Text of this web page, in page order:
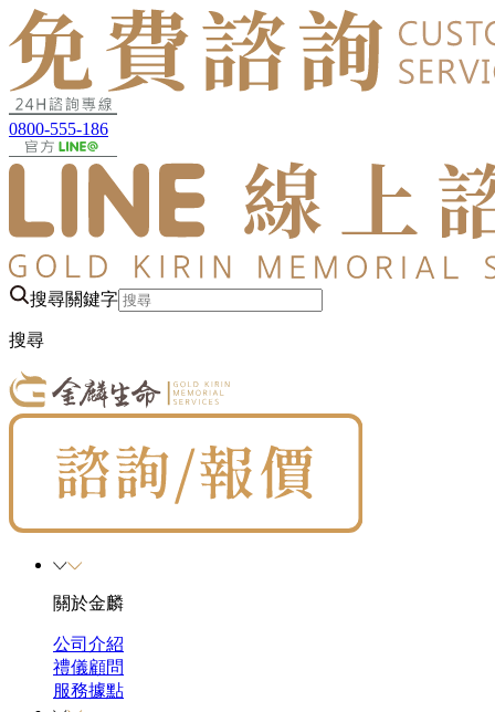
0800-555-186
搜尋關鍵字
搜尋
關於金麟
公司介紹
禮儀顧問
服務據點